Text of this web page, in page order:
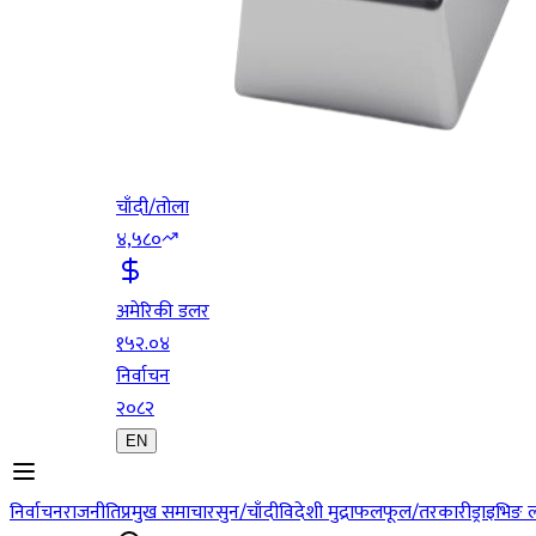
चाँदी/तोला
४,५८०
अमेरिकी डलर
१५२.०४
निर्वाचन
२०८२
EN
निर्वाचनराजनीतिप्रमुख समाचारसुन/चाँदीविदेशी मुद्राफलफूल/तरकारी